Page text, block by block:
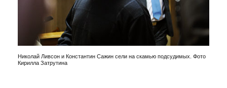
Николай Ливсон и Константин Сажин сели на скамью подсудимых. Фото
Кирилла Затрутина